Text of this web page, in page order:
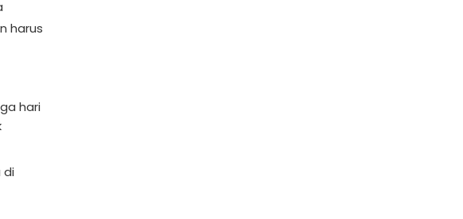
harus
hari
di